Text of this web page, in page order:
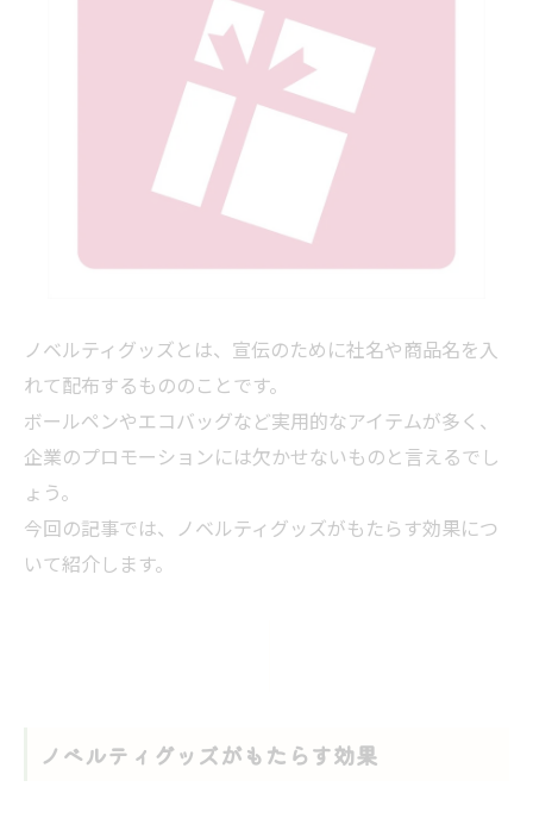
ノベルティグッズとは、宣伝のために社名や商品名を入
れて配布するもののことです。
ボールペンやエコバッグなど実用的なアイテムが多く、
企業のプロモーションには欠かせないものと言えるでし
ょう。
今回の記事では、ノベルティグッズがもたらす効果につ
いて紹介します。
ノベルティグッズがもたらす効果